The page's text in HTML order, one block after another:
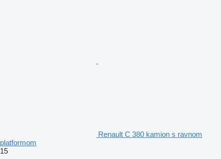
Renault C 380 kamion s ravnom
platformom
15